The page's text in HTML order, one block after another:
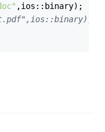
,ios::binary) ;